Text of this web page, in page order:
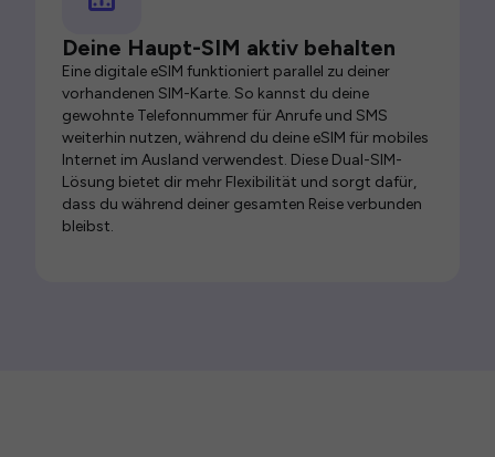
Deine Haupt-SIM aktiv behalten
Eine digitale eSIM funktioniert parallel zu deiner
vorhandenen SIM-Karte. So kannst du deine
gewohnte Telefonnummer für Anrufe und SMS
weiterhin nutzen, während du deine eSIM für mobiles
Internet im Ausland verwendest. Diese Dual-SIM-
Lösung bietet dir mehr Flexibilität und sorgt dafür,
dass du während deiner gesamten Reise verbunden
bleibst.